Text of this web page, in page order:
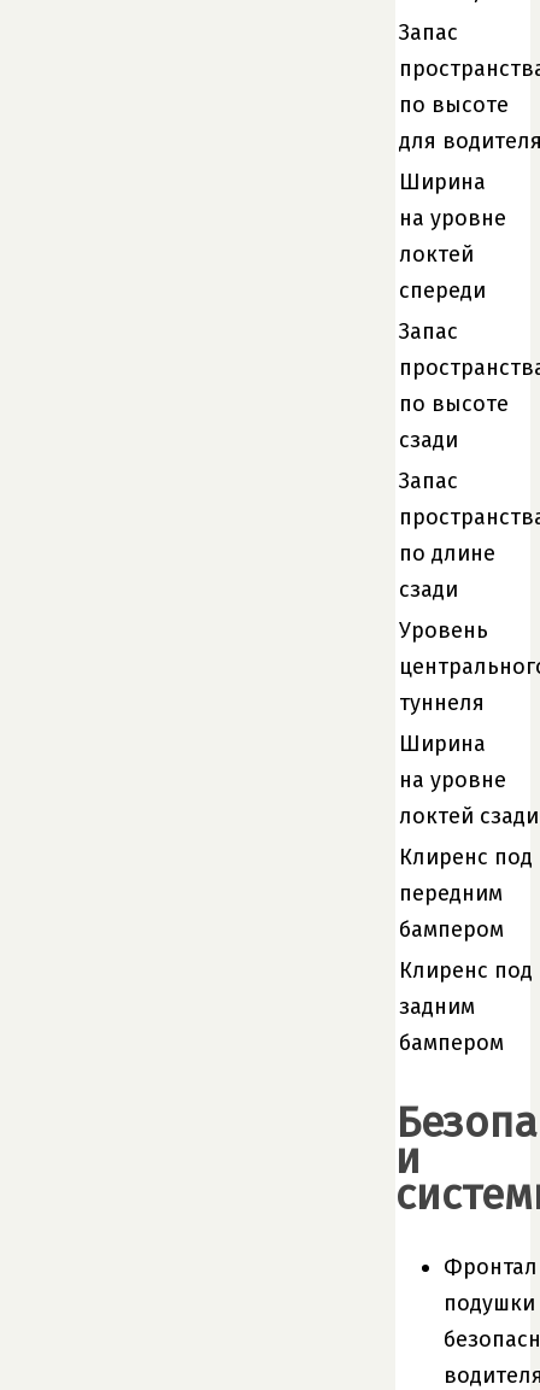
Запас
по высоте
для
Ширина
на уровне
локтей
спереди
Запас
по высоте
сзади
Запас
по длине
сзади
Уровень
туннеля
Ширина
на уровне
локтей сзади
Клиренс под
передним
бампером
Клиренс под
задним
бампером
и
подушки